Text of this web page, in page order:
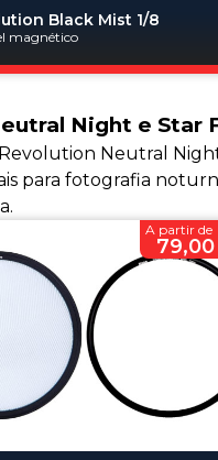
Black Mist 1/8
magnético
Night e Star
Neutral
para fotografia
A partir de